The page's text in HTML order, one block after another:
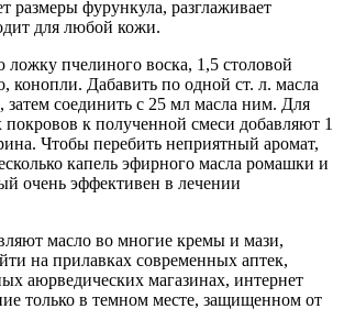
размеры фурункула, разглаживает
для любой кожи.
ложку пчелиного воска, 1,5 столовой
конопли. Дабавить по одной ст. л. масла
затем соединить с 25 мл масла ним. Для
к полученной смеси добавляют 1
Чтобы перебить неприятный аромат,
капель эфирного масла ромашки и
очень эффективен в лечении
масло во многие кремы и мази,
на прилавках современных аптек,
аюрведических магазинах, интернет
только в темном месте, защищенном от